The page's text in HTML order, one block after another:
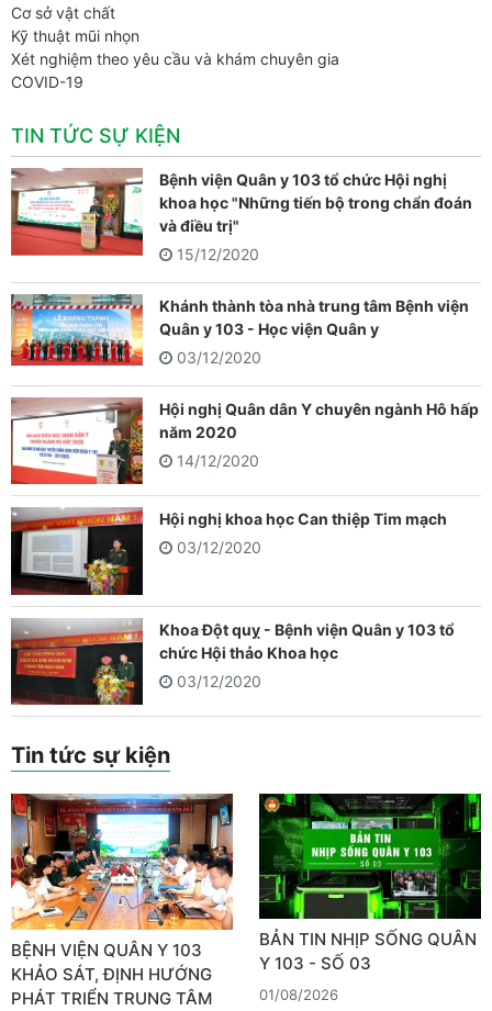
Cơ sở vật chất
Kỹ thuật mũi nhọn
Xét nghiệm theo yêu cầu và khám chuyên gia
COVID-19
TIN TỨC SỰ KIỆN
Bệnh viện Quân y 103 tổ chức Hội nghị
khoa học "Những tiến bộ trong chẩn đoán
và điều trị"
15/12/2020
Khánh thành tòa nhà trung tâm Bệnh viện
Quân y 103 - Học viện Quân y
03/12/2020
Hội nghị Quân dân Y chuyên ngành Hô hấp
năm 2020
14/12/2020
Hội nghị khoa học Can thiệp Tim mạch
03/12/2020
Khoa Đột quỵ - Bệnh viện Quân y 103 tổ
chức Hội thảo Khoa học
03/12/2020
Tin tức sự kiện
BỆNH VIỆN QUÂN Y 103
KHẢO SÁT, ĐỊNH HƯỚNG
PHÁT TRIỂN TRUNG TÂM
BẢN TIN NHỊP SỐNG QUÂN
Y 103 - SỐ 03
01/08/2026